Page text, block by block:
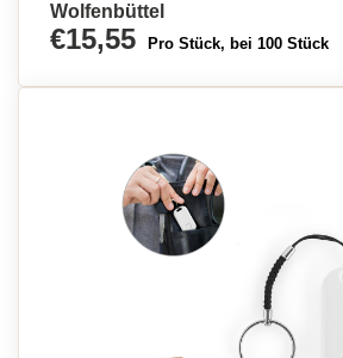
Wolfenbüttel
€15,55 Pro Stück, bei 100 Stück